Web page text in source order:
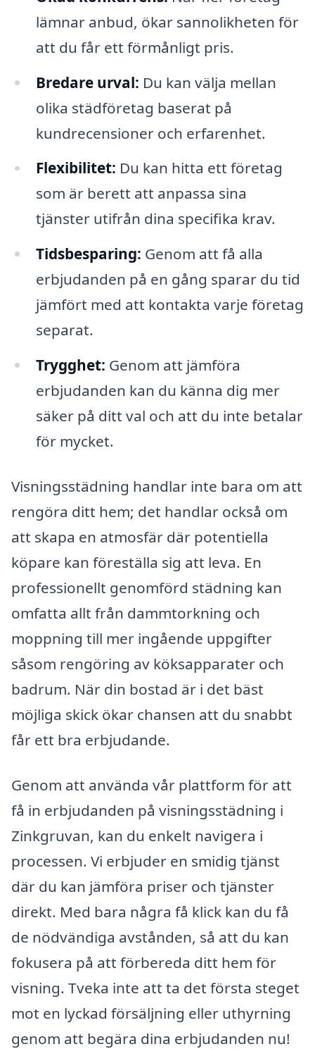
lämnar anbud, ökar sannolikheten för
att du får ett förmånligt pris.
Bredare urval: Du kan välja mellan
olika städföretag baserat på
kundrecensioner och erfarenhet.
Flexibilitet: Du kan hitta ett företag
som är berett att anpassa sina
tjänster utifrån dina specifika krav.
Tidsbesparing: Genom att få alla
erbjudanden på en gång sparar du tid
jämfört med att kontakta varje företag
separat.
Trygghet: Genom att jämföra
erbjudanden kan du känna dig mer
säker på ditt val och att du inte betalar
för mycket.
Visningsstädning handlar inte bara om att
rengöra ditt hem; det handlar också om
att skapa en atmosfär där potentiella
köpare kan föreställa sig att leva. En
professionellt genomförd städning kan
omfatta allt från dammtorkning och
moppning till mer ingående uppgifter
såsom rengöring av köksapparater och
badrum. När din bostad är i det bäst
möjliga skick ökar chansen att du snabbt
får ett bra erbjudande.
Genom att använda vår plattform för att
få in erbjudanden på visningsstädning i
Zinkgruvan, kan du enkelt navigera i
processen. Vi erbjuder en smidig tjänst
där du kan jämföra priser och tjänster
direkt. Med bara några få klick kan du få
de nödvändiga avstånden, så att du kan
fokusera på att förbereda ditt hem för
visning. Tveka inte att ta det första steget
mot en lyckad försäljning eller uthyrning
genom att begära dina erbjudanden nu!